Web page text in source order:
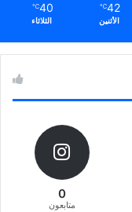
42
℃
الأثنين
40
℃
الثلاثاء
0
متابعون